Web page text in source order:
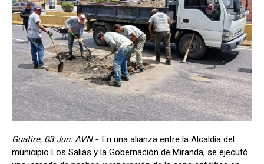
Guatire, 03 Jun. AVN.- En una alianza entre la Alcaldía del
municipio Los Salias y la Gobernación de Miranda, se ejecutó